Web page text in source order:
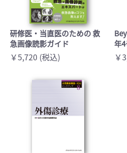
研修医・当直医のための 救
急画像読影ガイド
￥5,720 (税込)
年
￥